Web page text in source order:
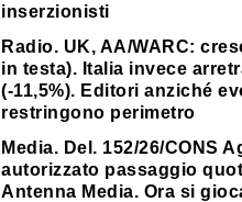
inserzionisti
Radio. UK, AA/WARC:
in testa). Italia invece
(-11,5%). Editori anziché
restringono perimetro
Media. Del. 152/26/CONS
autorizzato passaggio
Antenna Media. Ora si